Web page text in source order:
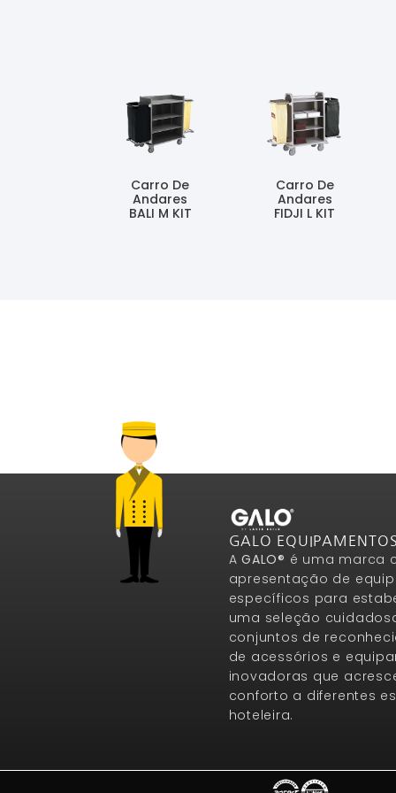
Carro De
Andares
BALI M KIT
Carro De
Andares
FIDJI L KIT
GALO
AGALO® é uma marca
apresentação de
específicos para
uma seleção
conjuntos de
de acessórios e
inovadoras que
conforto a diferentes
hoteleira.